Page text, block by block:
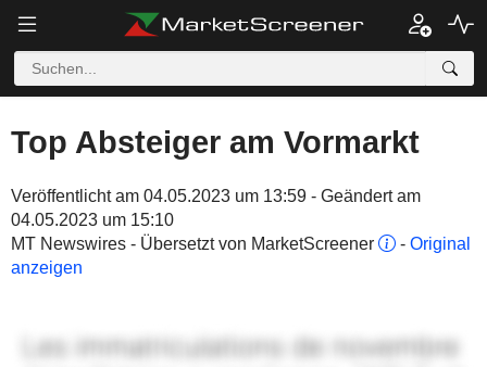
Top Absteiger am Vormarkt
Veröffentlicht am 04.05.2023 um 13:59 - Geändert am
04.05.2023 um 15:10
MT Newswires - Übersetzt von MarketScreener
- Original
anzeigen